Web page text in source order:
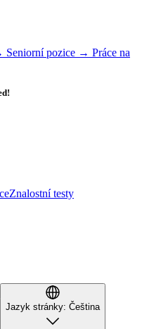
Seniorní pozice → Práce na
Znalostní testy
Jazyk stránky: Čeština